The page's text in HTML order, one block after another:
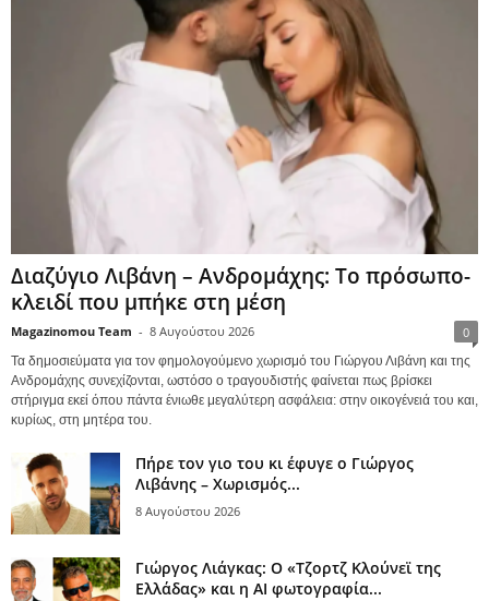
Διαζύγιο Λιβάνη – Ανδρομάχης: Το πρόσωπο-
κλειδί που μπήκε στη μέση
Magazinomou Team - 8 Αυγούστου 2026 0
Τα δημοσιεύματα για τον φημολογούμενο χωρισμό του Γιώργου Λιβάνη και της
Ανδρομάχης συνεχίζονται, ωστόσο ο τραγουδιστής φαίνεται πως βρίσκει
στήριγμα εκεί όπου πάντα ένιωθε μεγαλύτερη ασφάλεια: στην οικογένειά του και,
κυρίως, στη μητέρα του.
Πήρε τον γιο του κι έφυγε ο Γιώργος
Λιβάνης – Χωρισμός...
8 Αυγούστου 2026
Γιώργος Λιάγκας: Ο «Τζορτζ Κλούνεϊ της
Ελλάδας» και η AI φωτογραφία...